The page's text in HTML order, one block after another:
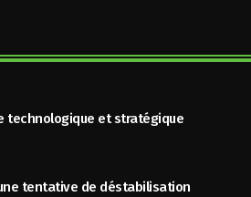
technologique et stratégique
tentative de déstabilisation